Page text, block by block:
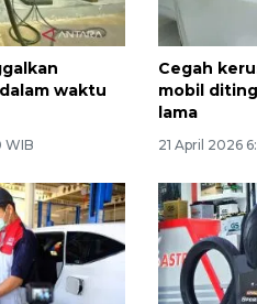
waktu
WIB
Cegah
mobil
lama
21 April 2026